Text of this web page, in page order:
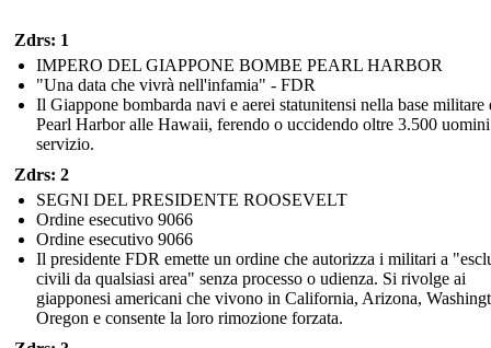
Zdrs: 1
IMPERO DEL GIAPPONE BOMBE PEARL HARBOR
"Una data che vivrà nell'infamia" - FDR
Il Giappone bombarda navi e aerei statunitensi nella base militare
Pearl Harbor alle Hawaii, ferendo o uccidendo oltre 3.500
servizio.
Zdrs: 2
SEGNI DEL PRESIDENTE ROOSEVELT
Ordine esecutivo 9066
Ordine esecutivo 9066
Il presidente FDR emette un ordine che autorizza i militari a
civili da qualsiasi area" senza processo o udienza. Si rivolge ai
giapponesi americani che vivono in California, Arizona,
Oregon e consente la loro rimozione forzata.